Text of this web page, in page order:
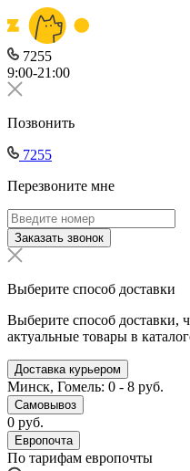
7255
9:00-21:00
Позвонить
7255
Перезвоните мне
Заказать звонок
Выберите способ доставки
Выберите способ доставки,
актуальные товары в
Доставка курьером
Минск, Гомель: 0 - 8 руб.
Самовывоз
0 руб.
Европочта
По тарифам европочты